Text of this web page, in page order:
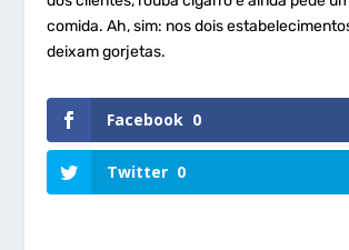
comida. Ah, sim: nos dois
deixam gorjetas.
Facebook 0
Twitter 0